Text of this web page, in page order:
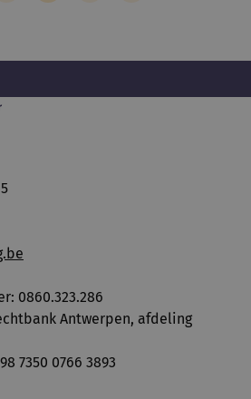
​0860.323.286
Antwerpen, afdeling
7350 0766 3893